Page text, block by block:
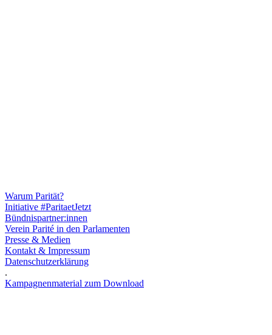
Warum Parität?
Initiative #ParitaetJetzt
Bündnispartner:innen
Verein Parité in den Parlamenten
Presse & Medien
Kontakt & Impressum
Datenschutzerklärung
.
Kampagnenmaterial zum Download